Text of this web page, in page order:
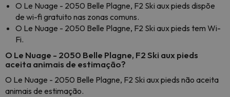
O Le Nuage - 2050 Belle Plagne, F2 Ski aux pieds dispõe
de wi-fi gratuito nas zonas comuns.
O Le Nuage - 2050 Belle Plagne, F2 Ski aux pieds tem Wi-
Fi.
O Le Nuage - 2050 Belle Plagne, F2 Ski aux pieds
aceita animais de estimação?
O Le Nuage - 2050 Belle Plagne, F2 Ski aux pieds não aceita
animais de estimação.